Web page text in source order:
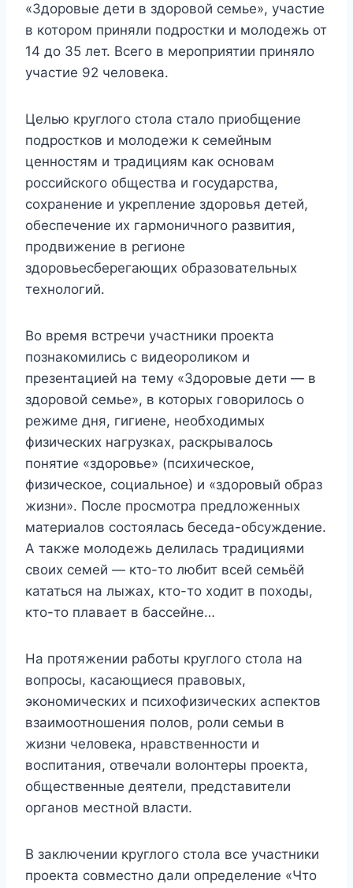
«Здоровые дети в здоровой семье», участие
в котором приняли подростки и молодежь от
14 до 35 лет. Всего в мероприятии приняло
участие 92 человека.
Целью круглого стола стало приобщение
подростков и молодежи к семейным
ценностям и традициям как основам
российского общества и государства,
сохранение и укрепление здоровья детей,
обеспечение их гармоничного развития,
продвижение в регионе
здоровьесберегающих образовательных
технологий.
Во время встречи участники проекта
познакомились с видеороликом и
презентацией на тему «Здоровые дети — в
здоровой семье», в которых говорилось о
режиме дня, гигиене, необходимых
физических нагрузках, раскрывалось
понятие «здоровье» (психическое,
физическое, социальное) и «здоровый образ
жизни». После просмотра предложенных
материалов состоялась беседа-обсуждение.
А также молодежь делилась традициями
своих семей — кто-то любит всей семьёй
кататься на лыжах, кто-то ходит в походы,
кто-то плавает в бассейне…
На протяжении работы круглого стола на
вопросы, касающиеся правовых,
экономических и психофизических аспектов
взаимоотношения полов, роли семьи в
жизни человека, нравственности и
воспитания, отвечали волонтеры проекта,
общественные деятели, представители
органов местной власти.
В заключении круглого стола все участники
проекта совместно дали определение «Что